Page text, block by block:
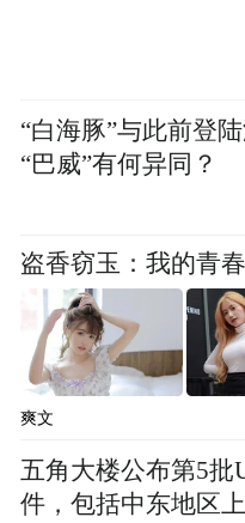
“白海豚”与此前登
“巴威”有何异同？
盗香窃玉：我的青
爽文
五角大楼公布第5批
件，包括中东地区